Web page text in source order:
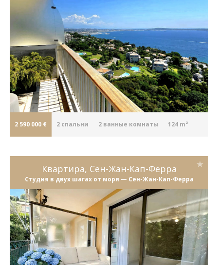
2 590 000 € 2 cпальни 2 ванные комнаты 124 m²
Квартира, Сен-Жан-Кап-Ферра
Студия в двух шагах от моря — Сен-Жан-Кап-Ферра